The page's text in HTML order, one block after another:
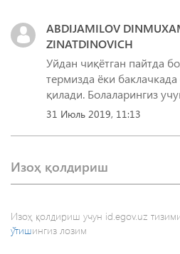
ABDIJAMILOV
ZINATDINOVICH
Уйдан чиқётган пайтда
термизда ёки
қилади. Болаларингиз
31 Июль 2019, 11:13
Изоҳ қолдириш
Изоҳ қолдириш учун id.egov.uz
ўтишингиз лозим